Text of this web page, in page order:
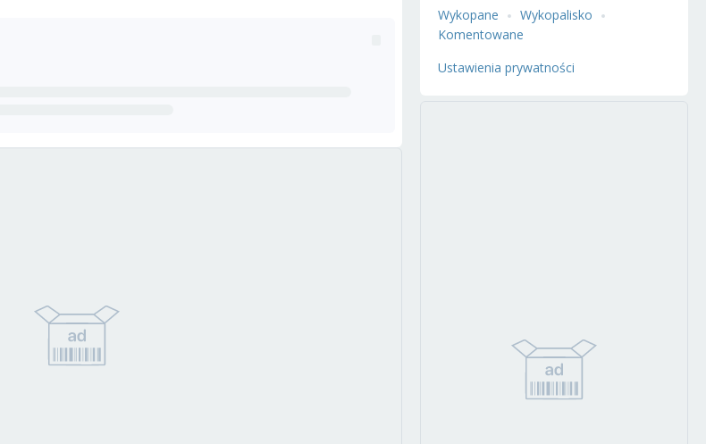
Wykopane
Wykopalisko
Komentowane
Ustawienia prywatności